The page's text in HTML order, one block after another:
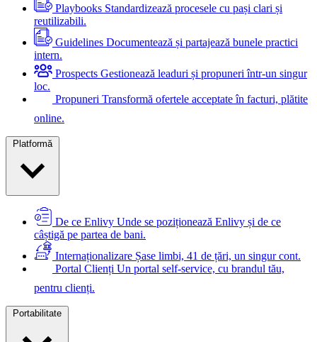
Playbooks Standardizează procesele cu pași clari și
reutilizabili.
Guidelines Documentează și partajează bunele practici
intern.
Prospects Gestionează leaduri și propuneri într-un singur
loc.
Propuneri Transformă ofertele acceptate în facturi, plătite
online.
De ce Enlivy Unde se poziționează Enlivy și de ce
câștigă pe partea de bani.
Internaționalizare Șase limbi, 41 de țări, un singur cont.
Portal Clienți Un portal self-service, cu brandul tău,
pentru clienți.